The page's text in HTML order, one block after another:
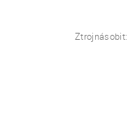
Ztrojnásobit: